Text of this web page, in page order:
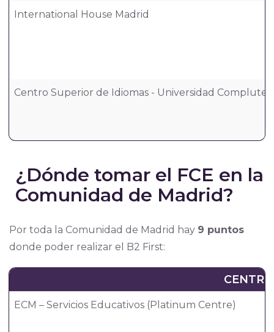
International House Madrid
Centro Superior de Idiomas - Universidad
¿Dónde tomar el FCE en la
Comunidad de Madrid?
Por toda la Comunidad de Madrid hay 9 puntos
donde poder realizar el B2 First:
CENTRO
ECM – Servicios Educativos (Platinum Centre)